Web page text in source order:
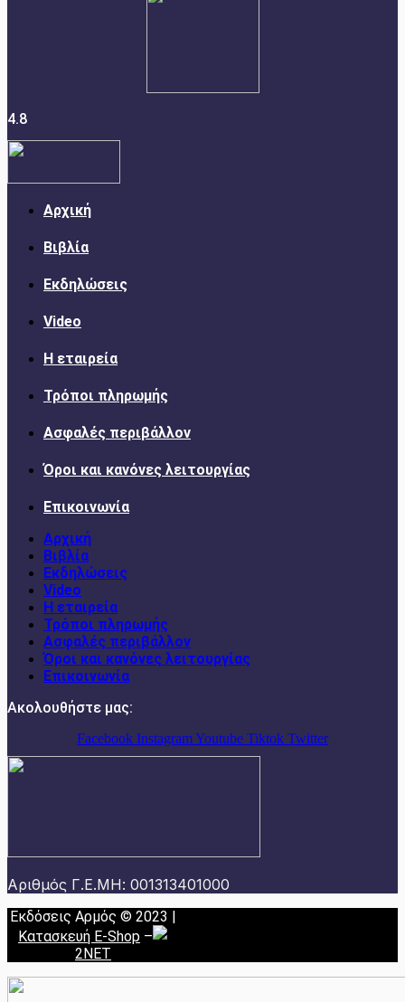
4.8
Αρχική
Βιβλία
Εκδηλώσεις
Video
Η εταιρεία
Τρόποι πληρωμής
Ασφαλές περιβάλλον
Όροι και κανόνες λειτουργίας
Επικοινωνία
Αρχική
Βιβλία
Εκδηλώσεις
Video
Η εταιρεία
Τρόποι πληρωμής
Ασφαλές περιβάλλον
Όροι και κανόνες λειτουργίας
Επικοινωνία
Ακολουθήστε μας:
Facebook InstagramYoutube Tiktok Twitter
Αριθμός Γ.Ε.ΜΗ: 001313401000
Εκδόσεις Αρμός © 2023 |
Κατασκευή E-Shop –
2NET